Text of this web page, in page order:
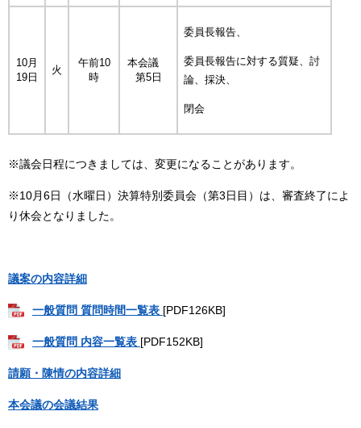
10月
19日
火
午前10
時
本会議
第5日
委員長報告、
委員長報告に対する質疑、討
論、採決、
閉会
※議会日程につきましては、変更になることがあります。
※10月6日（水曜日）決算特別委員会（第3日目）は、審査終了によ
り休会となりました。
議案の内容詳細
一般質問 質問時間一覧表 [PDF126KB]
一般質問 内容一覧表 [PDF152KB]
請願・陳情の内容詳細
本会議の会議結果